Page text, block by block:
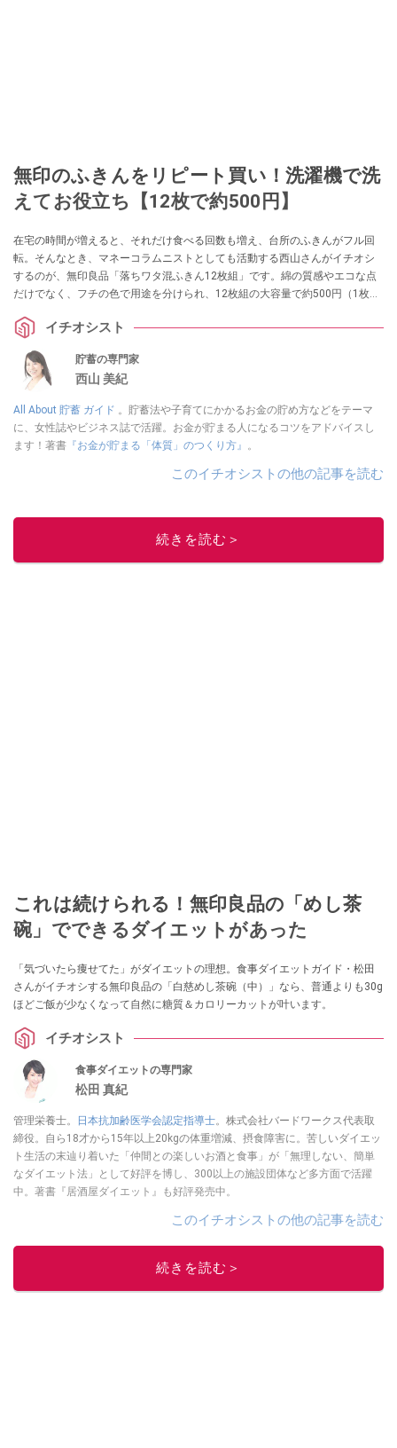
無印のふきんをリピート買い！洗濯機で洗
えてお役立ち【12枚で約500円】
在宅の時間が増えると、それだけ食べる回数も増え、台所のふきんがフル回
転。そんなとき、マネーコラムニストとしても活動する西山さんがイチオシ
するのが、無印良品「落ちワタ混ふきん12枚組」です。綿の質感やエコな点
だけでなく、フチの色で用途を分けられ、12枚組の大容量で約500円（1枚
イチオシスト
貯蓄の専門家
西山 美紀
All About 貯蓄 ガイド 。貯蓄法や子育てにかかるお金の貯め方などをテーマ
に、女性誌やビジネス誌で活躍。お金が貯まる人になるコツをアドバイスし
ます！著書 『お金が貯まる「体質」のつくり方』 。
このイチオシストの他の記事を読む
続きを読む＞
これは続けられる！無印良品の「めし茶
碗」でできるダイエットがあった
「気づいたら痩せてた」がダイエットの理想。食事ダイエットガイド・松田
さんがイチオシする無印良品の「白慈めし茶碗（中）」なら、普通よりも30g
ほどご飯が少なくなって自然に糖質＆カロリーカットが叶います。
イチオシスト
食事ダイエットの専門家
松田 真紀
管理栄養士。 日本抗加齢医学会認定指導士。株式会社バードワークス代表取
締役。自ら18才から15年以上20kgの体重増減、摂食障害に。苦しいダイエッ
ト生活の末辿り着いた「仲間との楽しいお酒と食事」が「無理しない、簡単
なダイエット法」として好評を博し、300以上の施設団体など多方面で活躍
中。著書『居酒屋ダイエット』も好評発売中。
このイチオシストの他の記事を読む
続きを読む＞